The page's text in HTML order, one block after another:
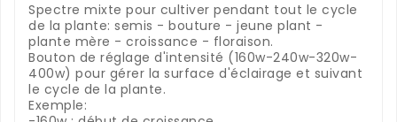
Spectre mixte pour cultiver pendant tout le cycle
de la plante: semis - bouture - jeune plant -
plante mère - croissance - floraison.
Bouton de réglage d'intensité (160w-240w-320w-
400w) pour gérer la surface d'éclairage et suivant
le cycle de la plante.
Exemple: